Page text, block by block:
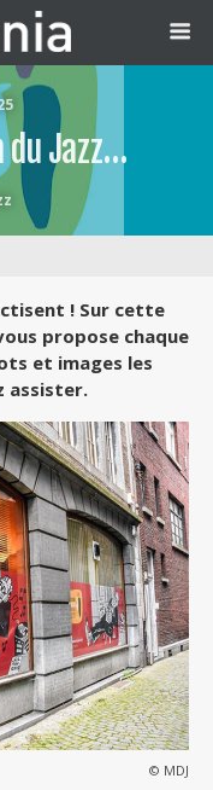
du Jazz…
! Sur cette
propose chaque
et images les
assister.
© MDJ